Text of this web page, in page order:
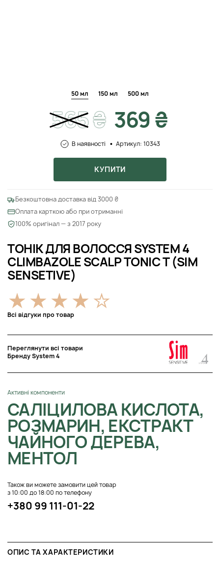
ТОНІК ДЛЯ ВОЛОССЯ SYSTEM 4
CLIMBAZOLE SCALP TONIC T (SIM
SENSETIVE)
Всі відгуки про товар
Переглянути всі товари
Бренду System 4
Активні компоненти
САЛІЦИЛОВА КИСЛОТА,
РОЗМАРИН, ЕКСТРАКТ
ЧАЙНОГО ДЕРЕВА,
МЕНТОЛ
Також ви можете замовити цей товар
з 10:00 до 18:00 по телефону
+380 99 111-01-22
50 мл 150 мл 500 мл
565₴ 369 ₴
В наявності Артикул: 10343
КУПИТИ
Безкоштовна доставка від 3000 ₴
Оплата карткою або при отриманні
100% оригінал — з 2017 року
ОПИС ТА ХАРАКТЕРИСТИКИ